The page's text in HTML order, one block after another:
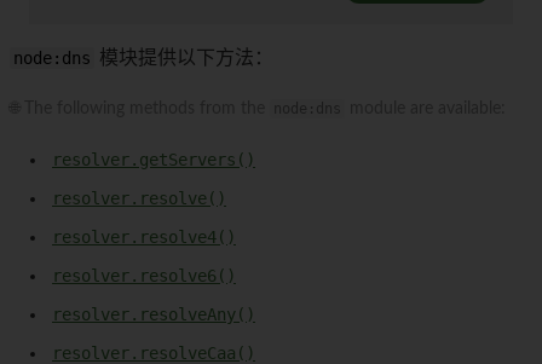
node:dns 模块提供以下方法：
resolver.getServers()
resolver.resolve()
resolver.resolve4()
resolver.resolve6()
resolver.resolveAny()
resolver.resolveCaa()